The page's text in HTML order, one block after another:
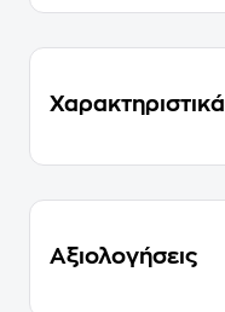
Χαρακτηριστικά
Αξιολογήσεις